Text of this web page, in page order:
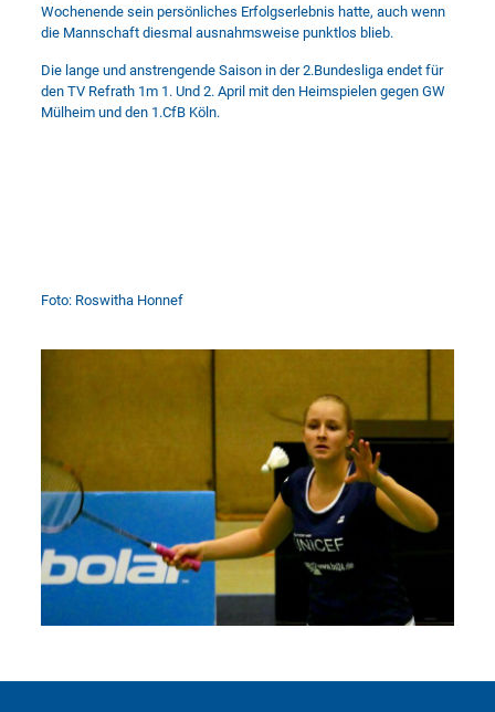
Wochenende sein persönliches Erfolgserlebnis hatte, auch wenn
die Mannschaft diesmal ausnahmsweise punktlos blieb.
Die lange und anstrengende Saison in der 2.Bundesliga endet für
den TV Refrath 1m 1. Und 2. April mit den Heimspielen gegen GW
Mülheim und den 1.CfB Köln.
Foto: Roswitha Honnef